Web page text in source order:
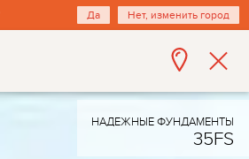
Да Нет, изменить город
НАДЕЖНЫЕ ФУНДАМЕНТЫ
35FS